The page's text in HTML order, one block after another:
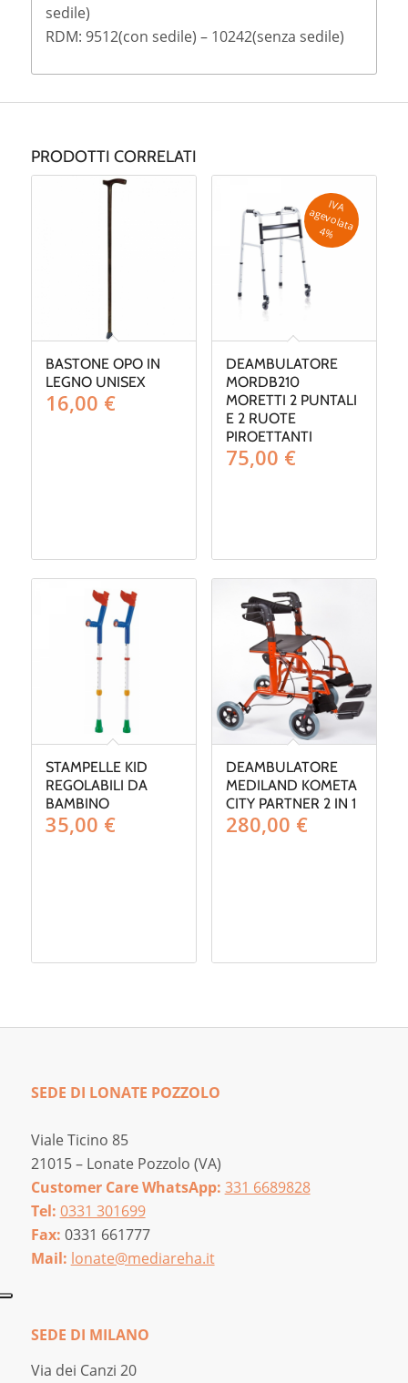
sedile)
RDM: 9512(con sedile) – 10242(senza sedile)
PRODOTTI CORRELATI
BASTONE OPO IN
LEGNO UNISEX
16,00 €
DEAMBULATORE
MORDB210
MORETTI 2 PUNTALI
E 2 RUOTE
PIROETTANTI
75,00 €
IV
A
a
g
e
v
o
la
ta
4
%
STAMPELLE KID
REGOLABILI DA
BAMBINO
35,00 €
DEAMBULATORE
MEDILAND KOMETA
CITY PARTNER 2 IN 1
280,00 €
SEDE DI LONATE POZZOLO
Viale Ticino 85
21015 – Lonate Pozzolo (VA)
Customer Care WhatsApp: 331 6689828
Tel: 0331 301699
Fax: 0331 661777
Mail: lonate@mediareha.it
SEDE DI MILANO
Via dei Canzi 20